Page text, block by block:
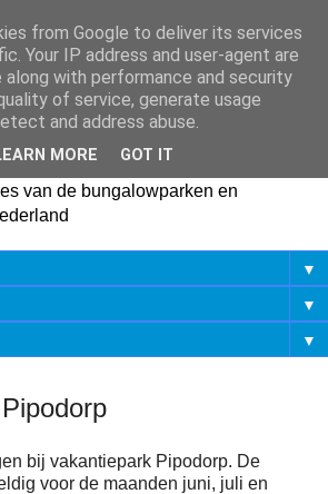
van de bungalowparken en
▼
▼
▼
bij vakantiepark Pipodorp. De
voor de maanden juni, juli en
from Google to deliver its services
Your IP address and user-agent are
along with performance and security
of service, generate usage
and address abuse.
MORE GOT IT